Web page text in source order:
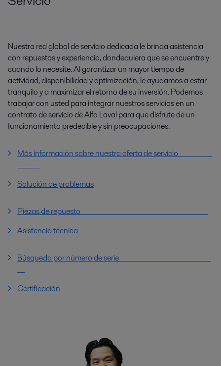
Nuestra red global de servicio dedicada le brinda asistencia
con repuestos y experiencia, dondequiera que se encuentre y
cuando lo necesite. Al garantizar un mayor tiempo de
actividad, disponibilidad y optimización, le ayudamos a estar
tranquilo y a maximizar el retorno de su inversión. Podemos
trabajar con usted para integrar nuestros servicios en un
contrato de servicio de Alfa Laval para que disfrute de un
funcionamiento predecible y sin preocupaciones.
Más información sobre nuestra oferta de servicio
Solución de problemas
Piezas de repuesto
Asistencia técnica
Búsqueda por número de serie
Certificación